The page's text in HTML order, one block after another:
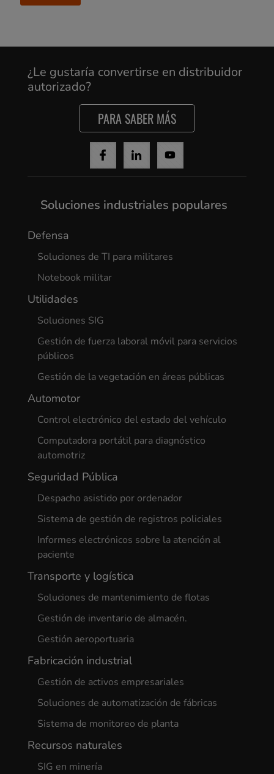
Yes, I agree
¿Le gustaría convertirse en distribuidor
autorizado?
PARA SABER MÁS
Soluciones industriales populares
Defensa
Soluciones de TI para militares
Notebook militar
Utilidades
Soluciones SIG
Gestión de fuerza laboral móvil para servicios
públicos
Gestión de la vegetación en áreas públicas
Automotor
Control electrónico del estado del vehículo
Computadora portátil para diagnóstico
automotriz
Seguridad Pública
Despacho asistido por ordenador
Sistema de gestión de registros policiales
Informes electrónicos sobre la atención al
paciente
Transporte y logística
Soluciones de mantenimiento de flotas
Gestión de inventario de almacén.
Gestión aeroportuaria
Fabricación industrial
Gestión de activos empresariales
Soluciones de automatización de fábricas
Sistema de monitoreo de planta
Recursos naturales
SIG en minería